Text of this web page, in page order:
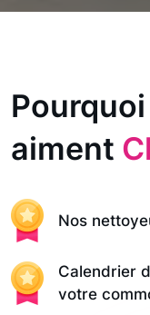
aiment
Nos
Calendrier
votre